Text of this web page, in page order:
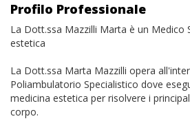
Profilo Professionale
La Dott.ssa Mazzilli Marta è un Medico
estetica
La Dott.ssa Marta Mazzilli opera
Poliambulatorio Specialistico dove
medicina estetica per risolvere i
corpo.